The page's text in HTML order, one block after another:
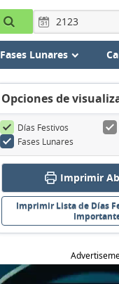
Fases Lunares
Opciones de
Días Festivos
Fases Lunares
Imprimir
Imprimir Lista de Días